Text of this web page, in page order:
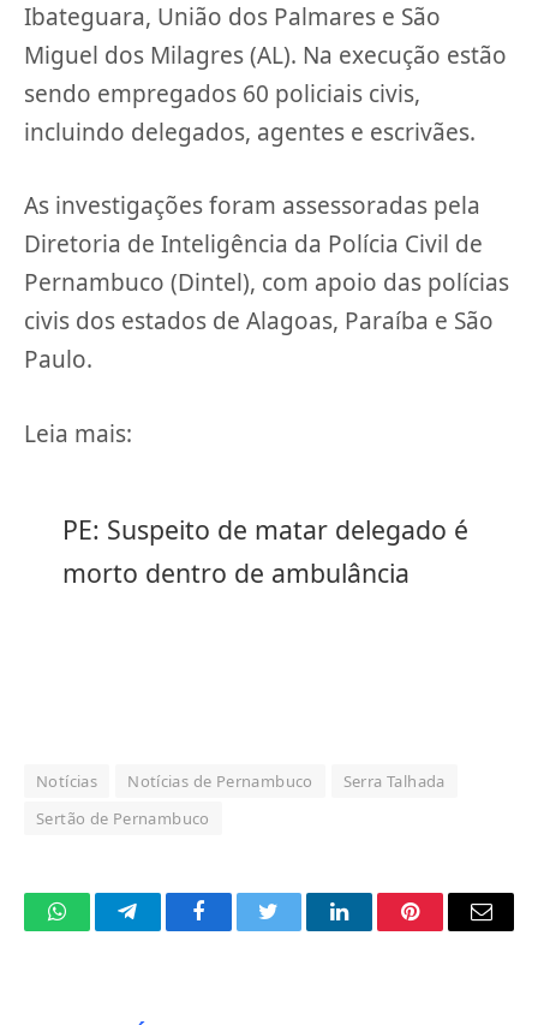
Ibateguara, União dos Palmares e São
Miguel dos Milagres (AL). Na execução estão
sendo empregados 60 policiais civis,
incluindo delegados, agentes e escrivães.
As investigações foram assessoradas pela
Diretoria de Inteligência da Polícia Civil de
Pernambuco (Dintel), com apoio das polícias
civis dos estados de Alagoas, Paraíba e São
Paulo.
Leia mais:
PE: Suspeito de matar delegado é
morto dentro de ambulância
Notícias Notícias de Pernambuco
Serra Talhada
Sertão de Pernambuco
WhatsAppTelegramFacebookTwitter LinkedInPinterestEmail